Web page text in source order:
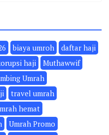
biaya umroh
daftar haji
haji
Muthawwif
Umrah
travel umrah
hemat
Umrah Promo